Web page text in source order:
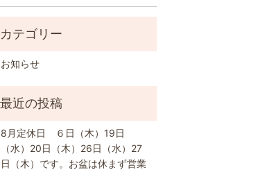
お知らせ
8月定休日 ６日（木）19日
（水）20日（木）26日（水）27
日（木）です。お盆は休まず営業